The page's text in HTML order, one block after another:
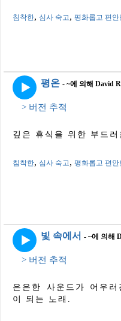
침착한, 심사 숙고 , 평화롭고 편안
평온 - ~에 의해 David
> 버전 추적
깊은 휴식을 위한 부드러
침착한, 심사 숙고, 평화롭고 편안
빛 속에서 - ~에 의해
> 버전 추적
은은한 사운드가 어우
이 되는 노래.